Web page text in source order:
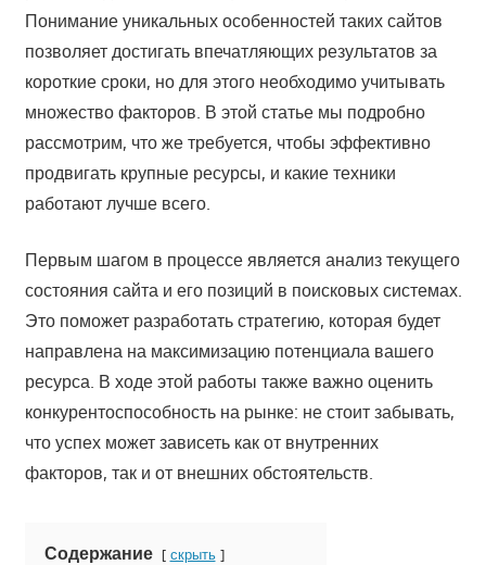
Понимание уникальных особенностей таких сайтов
позволяет достигать впечатляющих результатов за
короткие сроки, но для этого необходимо учитывать
множество факторов. В этой статье мы подробно
рассмотрим, что же требуется, чтобы эффективно
продвигать крупные ресурсы, и какие техники
работают лучше всего.
Первым шагом в процессе является анализ текущего
состояния сайта и его позиций в поисковых системах.
Это поможет разработать стратегию, которая будет
направлена на максимизацию потенциала вашего
ресурса. В ходе этой работы также важно оценить
конкурентоспособность на рынке: не стоит забывать,
что успех может зависеть как от внутренних
факторов, так и от внешних обстоятельств.
Содержание скрыть